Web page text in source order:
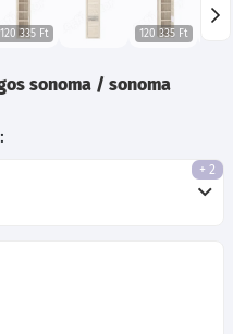
120 335 Ft 120 335 Ft
sonoma / sonoma
+ 2